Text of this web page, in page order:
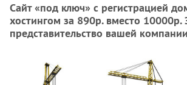
Сайт «под ключ» с регистрацией
хостингом за 890р. вместо 10000р.
представительство вашей